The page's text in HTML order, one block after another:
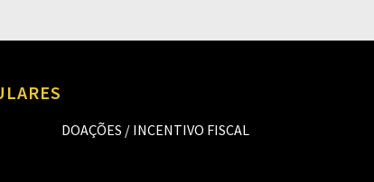
DOAÇÕES / INCENTIVO FISCAL